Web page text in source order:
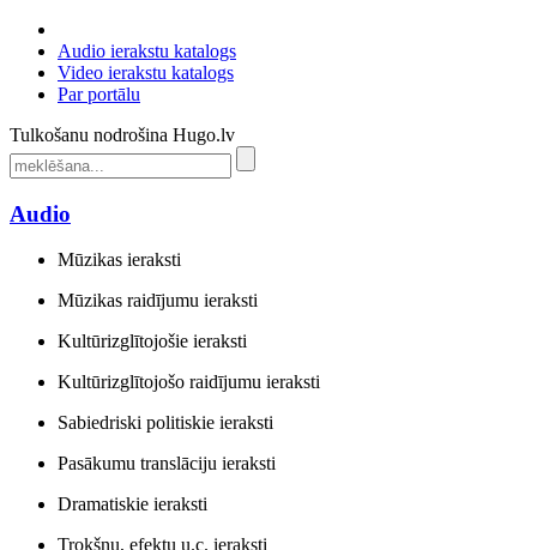
Audio ierakstu katalogs
Video ierakstu katalogs
Par portālu
Tulkošanu nodrošina Hugo.lv
Audio
Mūzikas ieraksti
Mūzikas raidījumu ieraksti
Kultūrizglītojošie ieraksti
Kultūrizglītojošo raidījumu ieraksti
Sabiedriski politiskie ieraksti
Pasākumu translāciju ieraksti
Dramatiskie ieraksti
Trokšņu, efektu u.c. ieraksti